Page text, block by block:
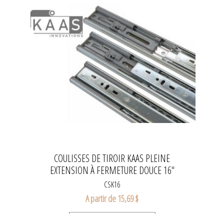
COULISSES DE TIROIR KAAS PLEINE
EXTENSION À FERMETURE DOUCE 16"
CSK16
A partir de 15,69 $